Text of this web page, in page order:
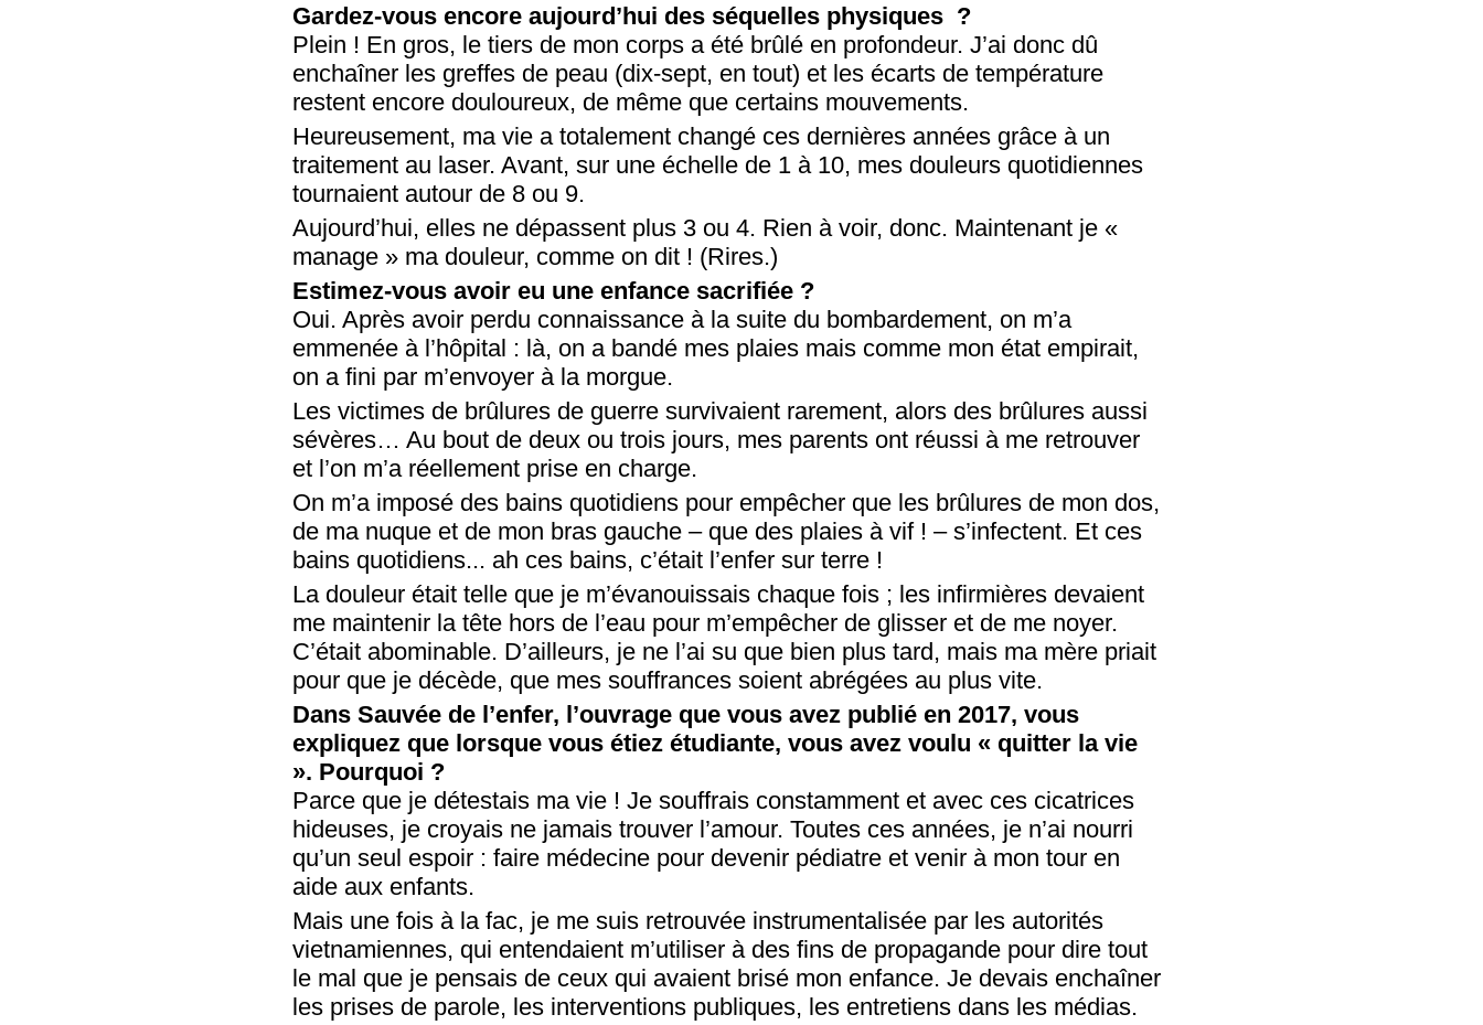
Gardez-vous encore aujourd’hui des séquelles physiques ?
Plein ! En gros, le tiers de mon corps a été brûlé en profondeur. J’ai donc dû
enchaîner les greffes de peau (dix-sept, en tout) et les écarts de température
restent encore douloureux, de même que certains mouvements.
Heureusement, ma vie a totalement changé ces dernières années grâce à un
traitement au laser. Avant, sur une échelle de 1 à 10, mes douleurs quotidiennes
tournaient autour de 8 ou 9.
Aujourd’hui, elles ne dépassent plus 3 ou 4. Rien à voir, donc. Maintenant je «
manage » ma douleur, comme on dit ! (Rires.)
Estimez-vous avoir eu une enfance sacrifiée ?
Oui. Après avoir perdu connaissance à la suite du bombardement, on m’a
emmenée à l’hôpital : là, on a bandé mes plaies mais comme mon état empirait,
on a fini par m’envoyer à la morgue.
Les victimes de brûlures de guerre survivaient rarement, alors des brûlures aussi
sévères… Au bout de deux ou trois jours, mes parents ont réussi à me retrouver
et l’on m’a réellement prise en charge.
On m’a imposé des bains quotidiens pour empêcher que les brûlures de mon dos,
de ma nuque et de mon bras gauche – que des plaies à vif ! – s’infectent. Et ces
bains quotidiens... ah ces bains, c’était l’enfer sur terre !
La douleur était telle que je m’évanouissais chaque fois ; les infirmières devaient
me maintenir la tête hors de l’eau pour m’empêcher de glisser et de me noyer.
C’était abominable. D’ailleurs, je ne l’ai su que bien plus tard, mais ma mère priait
pour que je décède, que mes souffrances soient abrégées au plus vite.
Dans Sauvée de l’enfer, l’ouvrage que vous avez publié en 2017, vous
expliquez que lorsque vous étiez étudiante, vous avez voulu « quitter la vie
». Pourquoi ?
Parce que je détestais ma vie ! Je souffrais constamment et avec ces cicatrices
hideuses, je croyais ne jamais trouver l’amour. Toutes ces années, je n’ai nourri
qu’un seul espoir : faire médecine pour devenir pédiatre et venir à mon tour en
aide aux enfants.
Mais une fois à la fac, je me suis retrouvée instrumentalisée par les autorités
vietnamiennes, qui entendaient m’utiliser à des fins de propagande pour dire tout
le mal que je pensais de ceux qui avaient brisé mon enfance. Je devais enchaîner
les prises de parole, les interventions publiques, les entretiens dans les médias.